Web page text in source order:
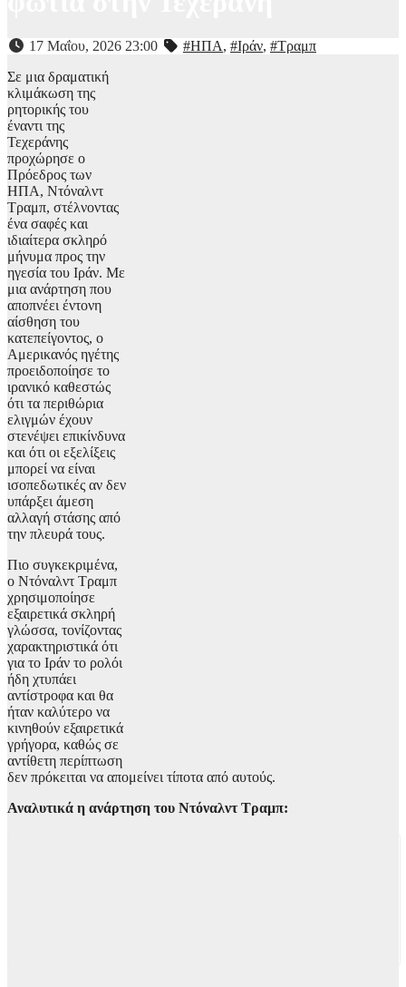
17 Μαΐου, 2026 23:00 #ΗΠΑ, #Ιράν, #Τραμπ
Σε μια δραματική
κλιμάκωση της
ρητορικής του
έναντι της
Τεχεράνης
προχώρησε ο
Πρόεδρος των
ΗΠΑ, Ντόναλντ
Τραμπ, στέλνοντας
ένα σαφές και
ιδιαίτερα σκληρό
μήνυμα προς την
ηγεσία του Ιράν. Με
μια ανάρτηση που
αποπνέει έντονη
αίσθηση του
κατεπείγοντος, ο
Αμερικανός ηγέτης
προειδοποίησε το
ιρανικό καθεστώς
ότι τα περιθώρια
ελιγμών έχουν
στενέψει επικίνδυνα
και ότι οι εξελίξεις
μπορεί να είναι
ισοπεδωτικές αν δεν
υπάρξει άμεση
αλλαγή στάσης από
την πλευρά τους.
Πιο συγκεκριμένα,
ο Ντόναλντ Τραμπ
χρησιμοποίησε
εξαιρετικά σκληρή
γλώσσα, τονίζοντας
χαρακτηριστικά ότι
για το Ιράν το ρολόι
ήδη χτυπάει
αντίστροφα και θα
ήταν καλύτερο να
κινηθούν εξαιρετικά
γρήγορα, καθώς σε
αντίθετη περίπτωση
δεν πρόκειται να απομείνει τίποτα από αυτούς.
Αναλυτικά η ανάρτηση του Ντόναλντ Τραμπ: